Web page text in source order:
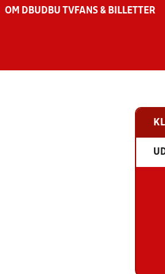
OM DBU DBU TV FANS & BILLETTER